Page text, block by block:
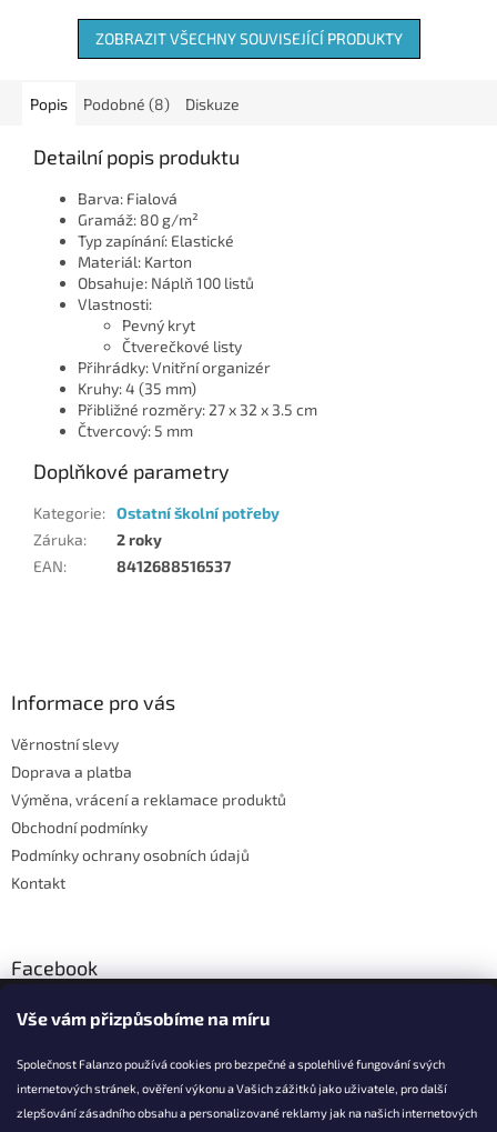
Vše vám přizpůsobíme na míru
Společnost Falanzo používá cookies pro bezpečné a spolehlivé fungování svých
internetových stránek, ověření výkonu a Vašich zážitků jako uživatele, pro další
zlepšování zásadního obsahu a personalizované reklamy jak na našich internetových
ZOBRAZIT VŠECHNY SOUVISEJÍCÍ PRODUKTY
Popis Podobné (8) Diskuze
Detailní popis produktu
Barva: Fialová
Gramáž: 80 g/m²
Typ zapínání: Elastické
Materiál: Karton
Obsahuje: Náplň 100 listů
Vlastnosti:
Pevný kryt
Čtverečkové listy
Přihrádky: Vnitřní organizér
Kruhy: 4 (35 mm)
Přibližné rozměry: 27 x 32 x 3.5 cm
Čtvercový: 5 mm
Doplňkové parametry
Kategorie: Ostatní školní potřeby
Záruka:
2 roky
EAN: 8412688516537
Informace pro vás
Věrnostní slevy
Doprava a platba
Výměna, vrácení a reklamace produktů
Obchodní podmínky
Podmínky ochrany osobních údajů
Kontakt
Facebook
KONTAKT